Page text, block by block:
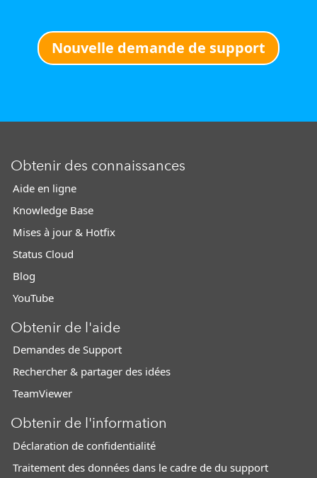
Nouvelle demande de support
Obtenir des connaissances
Aide en ligne
Knowledge Base
Mises à jour & Hotfix
Status Cloud
Blog
YouTube
Obtenir de l'aide
Demandes de Support
Rechercher & partager des idées
TeamViewer
Obtenir de l'information
Déclaration de confidentialité
Traitement des données dans le cadre de du support